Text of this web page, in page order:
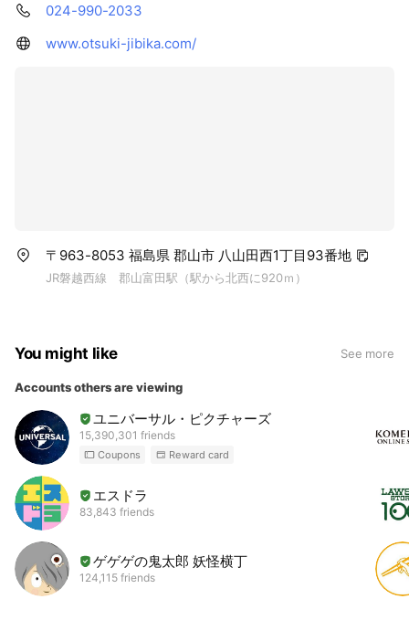
024-990-2033
www.otsuki-jibika.com/
〒963-8053 福島県 郡山市 八山田西1丁目93番地
JR磐越西線 郡山富田駅（駅から北西に920ｍ）
You might like See more
Accounts others are viewing
ユニバーサル・ピクチャーズ
15,390,301 friends
Coupons Reward card
エスドラ
83,843 friends
ゲゲゲの鬼太郎 妖怪横丁
124,115 friends